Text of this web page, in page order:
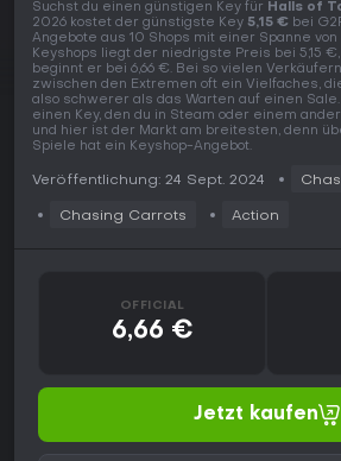
Suchst du einen günstigen Key für Halls of
2026 kostet der günstigste Key 5,15 € bei
Angebote aus 10 Shops mit einer Spanne von
Keyshops liegt der niedrigste Preis bei 5,15
beginnt er bei 6,66 €. Bei so vielen
zwischen den Extremen oft ein Vielfaches,
also schwerer als das Warten auf einen Sale.
einen Key, den du in Steam oder einem
und hier ist der Markt am breitesten, denn
Spiele hat ein Keyshop-Angebot.
Veröffentlichung: 24 Sept. 2024
Chasing Carrots Action
OFFICIAL
6,66 €
Jetzt kaufen